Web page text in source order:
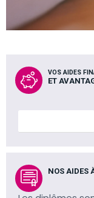
VOS AIDES
ET
NOS AIDES